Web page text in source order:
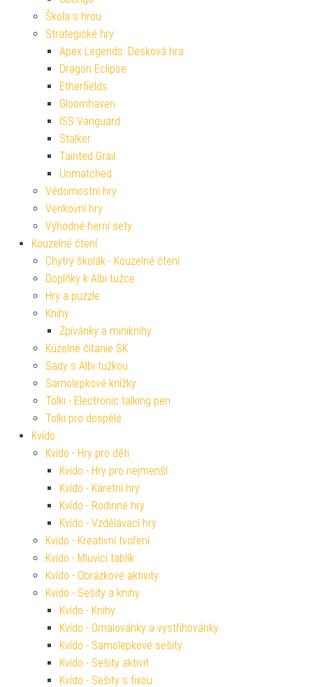
Škola s hrou
Strategické hry
Apex Legends: Desková hra
Dragon Eclipse
Etherfields
Gloomhaven
ISS Vanguard
Stalker
Tainted Grail
Unmatched
Vědomostní hry
Venkovní hry
Výhodné herní sety
Kouzelné čtení
Chytrý školák - Kouzelné čtení
Doplňky k Albi tužce
Hry a puzzle
Knihy
Zpívánky a miniknihy
Kúzelné čítanie SK
Sady s Albi tužkou
Samolepkové knížky
Tolki - Electronic talking pen
Tolki pro dospělé
Kvído
Kvído - Hry pro děti
Kvído - Hry pro nejmenší
Kvído - Karetní hry
Kvído - Rodinné hry
Kvído - Vzdělávací hry
Kvído - Kreativní tvoření
Kvído - Mluvící tablík
Kvído - Obrázkové aktivity
Kvído - Sešity a knihy
Kvído - Knihy
Kvído - Omalovánky a vystřihovánky
Kvído - Samolepkové sešity
Kvído - Sešity aktivit
Kvído - Sešity s fixou